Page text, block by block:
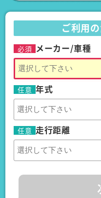
ご利用
必須 メーカー/車種
任意 年式
任意 走行距離